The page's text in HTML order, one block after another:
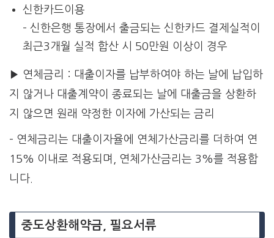
신한카드이용
– 신한은행 통장에서 출금되는 신한카드 결제실적이
최근3개월 실적 합산 시 50만원 이상이 경우
▶ 연체금리 : 대출이자를 납부하여야 하는 날에 납입하
지 않거나 대출계약이 종료되는 날에 대출금을 상환하
지 않으면 원래 약정한 이자에 가산되는 금리
– 연체금리는 대출이자율에 연체가산금리를 더하여 연
15% 이내로 적용되며, 연체가산금리는 3%를 적용합
니다.
중도상환해약금, 필요서류